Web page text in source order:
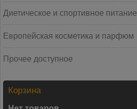
Диетическое и спортивное питание
Европейская косметика и парфюм
Прочее доступное
Корзина